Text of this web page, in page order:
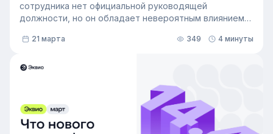
сотрудника нет официальной руководящей
должности, но он обладает невероятным влиянием
неформальный лидер группы. У него есть авторитет
процессы в компании и умеет выстраивать
неформальных лидеров и применение их навыков
может стать стратегией управления персоналом,
которая повысит производительность и создаст
более позитивную корпоративную культуру. Как это
21 марта 349 4 минуты